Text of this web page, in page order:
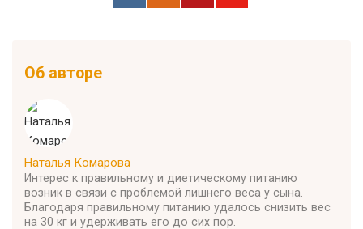
Об авторе
Наталья Комарова
Интерес к правильному и диетическому питанию
возник в связи с проблемой лишнего веса у сына.
Благодаря правильному питанию удалось снизить вес
на 30 кг и удерживать его до сих пор.